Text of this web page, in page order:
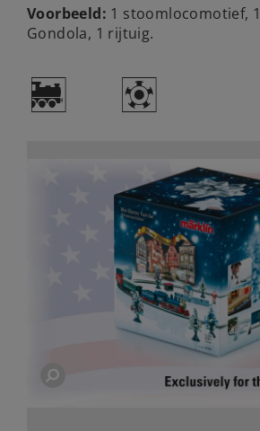
Voorbeeld: 1 stoomlocomotief, 1
Gondola, 1 rijtuig.
) g